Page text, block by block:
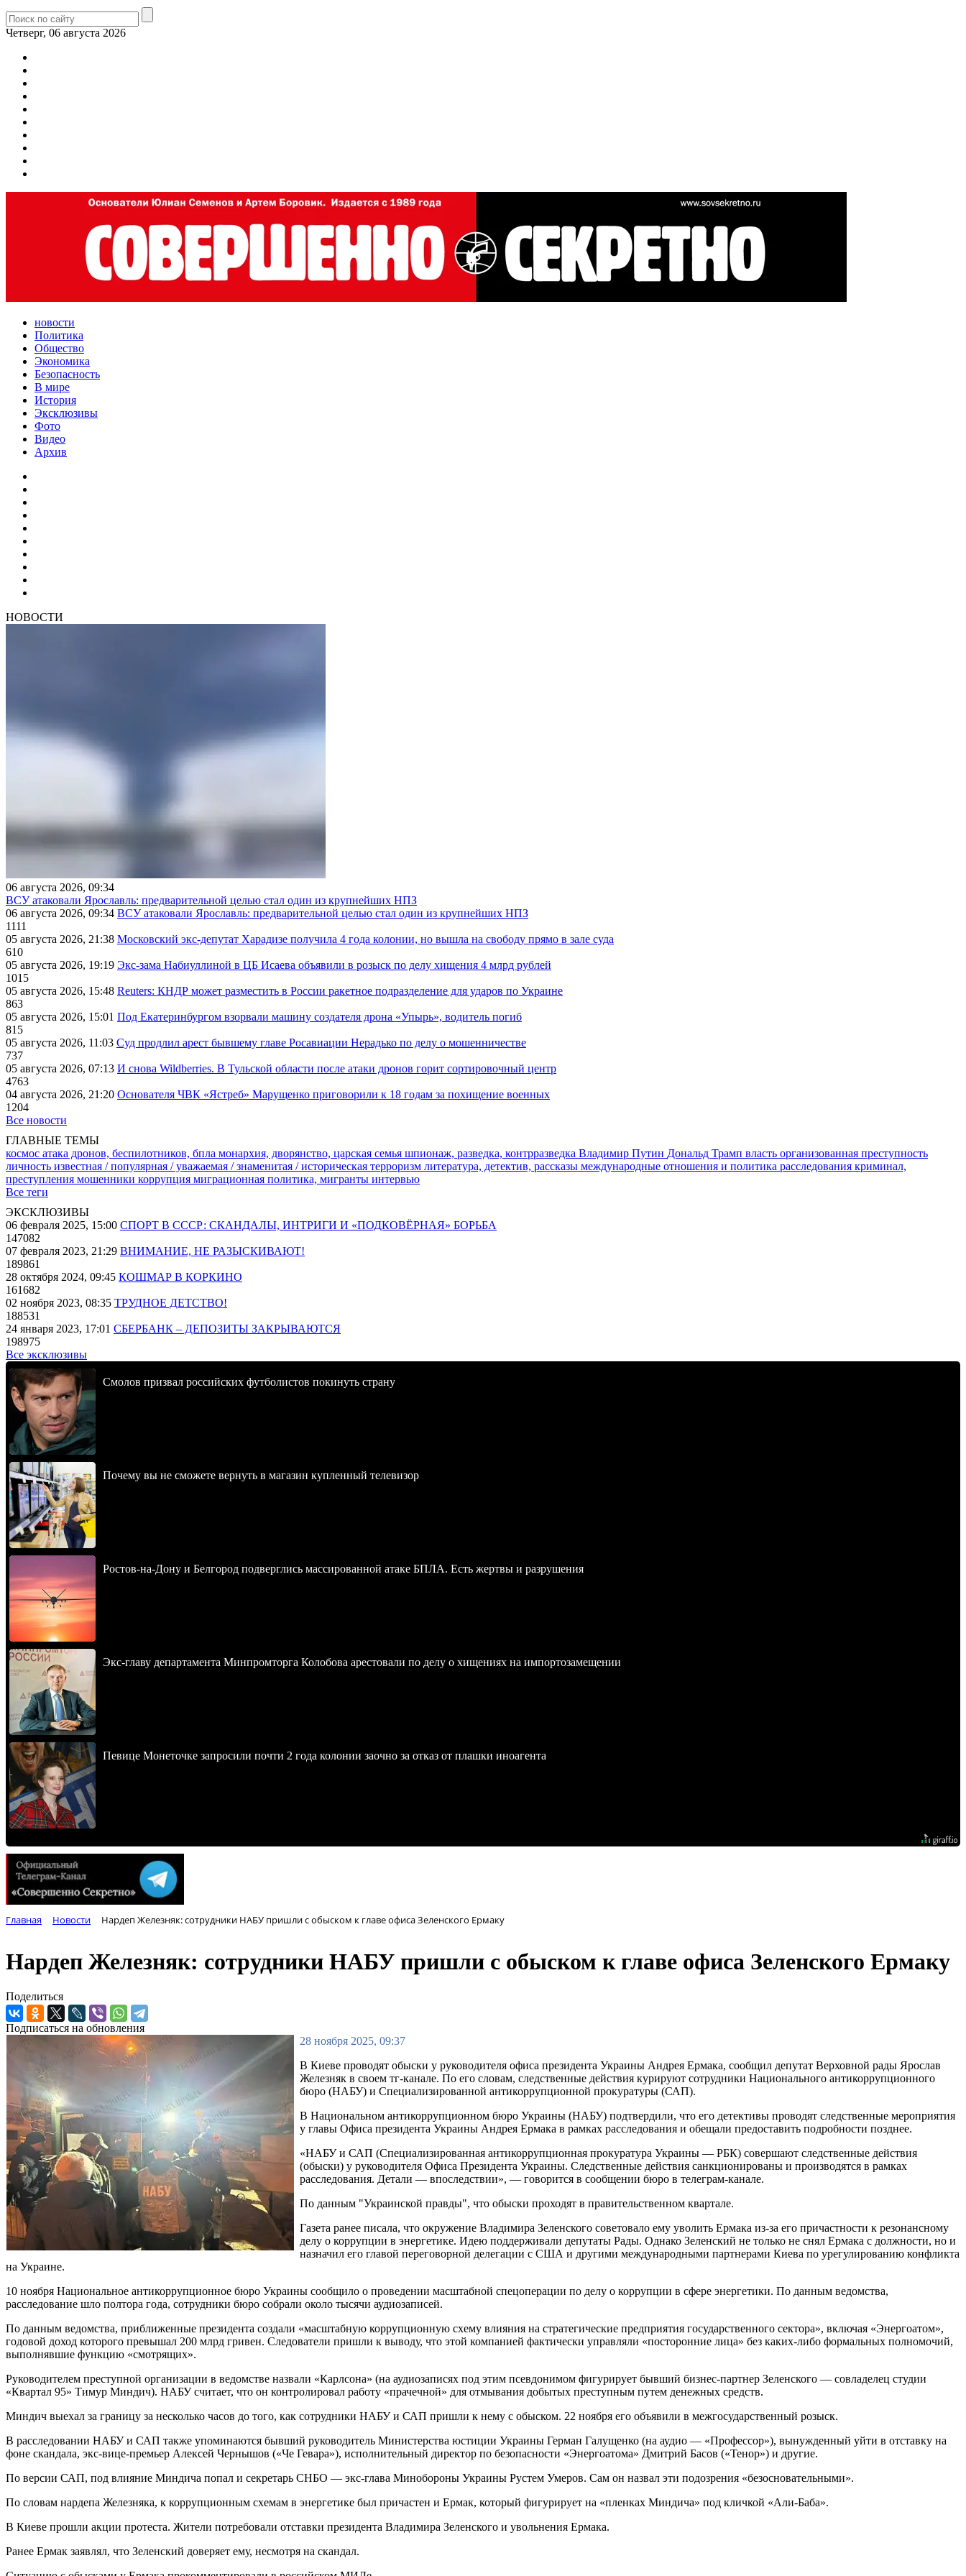
Четверг, 06 августа 2026
новости
Политика
Общество
Экономика
Безопасность
В мире
История
Эксклюзивы
Фото
Видео
Архив
НОВОСТИ
06 августа 2026, 09:34
ВСУ атаковали Ярославль: предварительной целью стал один из крупнейших НПЗ
06 августа 2026, 09:34 ВСУ атаковали Ярославль: предварительной целью стал один из крупнейших НПЗ
1111
05 августа 2026, 21:38 Московский экс-депутат Харадизе получила 4 года колонии, но вышла на свободу прямо в зале суда
610
05 августа 2026, 19:19 Экс-зама Набиуллиной в ЦБ Исаева объявили в розыск по делу хищения 4 млрд рублей
1015
05 августа 2026, 15:48 Reuters: КНДР может разместить в России ракетное подразделение для ударов по Украине
863
05 августа 2026, 15:01 Под Екатеринбургом взорвали машину создателя дрона «Упырь», водитель погиб
815
05 августа 2026, 11:03 Суд продлил арест бывшему главе Росавиации Нерадько по делу о мошенничестве
737
05 августа 2026, 07:13 И снова Wildberries. В Тульской области после атаки дронов горит сортировочный центр
4763
04 августа 2026, 21:20 Основателя ЧВК «Ястреб» Марущенко приговорили к 18 годам за похищение военных
1204
Все новости
ГЛАВНЫЕ ТЕМЫ
космос атака дронов, беспилотников, бпла монархия, дворянство, царская семья шпионаж, разведка, контрразведка Владимир Путин Дональд Трамп власть организованная преступность
личность известная / популярная / уважаемая / знаменитая / историческая терроризм литература, детектив, рассказы международные отношения и политика расследования криминал,
преступления мошенники коррупция миграционная политика, мигранты интервью
Все теги
ЭКСКЛЮЗИВЫ
06 февраля 2025, 15:00 СПОРТ В СССР: СКАНДАЛЫ, ИНТРИГИ И «ПОДКОВЁРНАЯ» БОРЬБА
147082
07 февраля 2023, 21:29 ВНИМАНИЕ, НЕ РАЗЫСКИВАЮТ!
189861
28 октября 2024, 09:45 КОШМАР В КОРКИНО
161682
02 ноября 2023, 08:35 ТРУДНОЕ ДЕТСТВО!
188531
24 января 2023, 17:01 СБЕРБАНК – ДЕПОЗИТЫ ЗАКРЫВАЮТСЯ
198975
Все эксклюзивы
Смолов призвал российских футболистов покинуть страну
Почему вы не сможете вернуть в магазин купленный телевизор
Ростов-на-Дону и Белгород подверглись массированной атаке БПЛА. Есть жертвы и разрушения
Экс-главу департамента Минпромторга Колобова арестовали по делу о хищениях на импортозамещении
Певице Монеточке запросили почти 2 года колонии заочно за отказ от плашки иноагента
Главная Новости Нардеп Железняк: сотрудники НАБУ пришли с обыском к главе офиса Зеленского Ермаку
Нардеп Железняк: сотрудники НАБУ пришли с обыском к главе офиса Зеленского Ермаку
Поделиться
Подписаться на обновления
28 ноября 2025, 09:37
В Киеве проводят обыски у руководителя офиса президента Украины Андрея Ермака, сообщил депутат Верховной рады Ярослав
Железняк в своем тг-канале. По его словам, следственные действия курируют сотрудники Национального антикоррупционного
бюро (НАБУ) и Специализированной антикоррупционной прокуратуры (САП).
В Национальном антикоррупционном бюро Украины (НАБУ) подтвердили, что его детективы проводят следственные мероприятия
у главы Офиса президента Украины Андрея Ермака в рамках расследования и обещали предоставить подробности позднее.
«НАБУ и САП (Специализированная антикоррупционная прокуратура Украины — РБК) совершают следственные действия
(обыски) у руководителя Офиса Президента Украины. Следственные действия санкционированы и производятся в рамках
расследования. Детали — впоследствии», — говорится в сообщении бюро в телеграм-канале.
По данным "Украинской правды", что обыски проходят в правительственном квартале.
Газета ранее писала, что окружение Владимира Зеленского советовало ему уволить Ермака из-за его причастности к резонансному
делу о коррупции в энергетике. Идею поддерживали депутаты Рады. Однако Зеленский не только не снял Ермака с должности, но и
назначил его главой переговорной делегации с США и другими международными партнерами Киева по урегулированию конфликта
на Украине.
10 ноября Национальное антикоррупционное бюро Украины сообщило о проведении масштабной спецоперации по делу о коррупции в сфере энергетики. По данным ведомства,
расследование шло полтора года, сотрудники бюро собрали около тысячи аудиозаписей.
По данным ведомства, приближенные президента создали «масштабную коррупционную схему влияния на стратегические предприятия государственного сектора», включая «Энергоатом»,
годовой доход которого превышал 200 млрд гривен. Следователи пришли к выводу, что этой компанией фактически управляли «посторонние лица» без каких-либо формальных полномочий,
выполнявшие функцию «смотрящих».
Руководителем преступной организации в ведомстве назвали «Карлсона» (на аудиозаписях под этим псевдонимом фигурирует бывший бизнес-партнер Зеленского — совладелец студии
«Квартал 95» Тимур Миндич). НАБУ считает, что он контролировал работу «прачечной» для отмывания добытых преступным путем денежных средств.
Миндич выехал за границу за несколько часов до того, как сотрудники НАБУ и САП пришли к нему с обыском. 22 ноября его объявили в межгосударственный розыск.
В расследовании НАБУ и САП также упоминаются бывший руководитель Министерства юстиции Украины Герман Галущенко (на аудио — «Профессор»), вынужденный уйти в отставку на
фоне скандала, экс-вице-премьер Алексей Чернышов («Че Гевара»), исполнительный директор по безопасности «Энергоатома» Дмитрий Басов («Тенор») и другие.
По версии САП, под влияние Миндича попал и секретарь СНБО — экс-глава Минобороны Украины Рустем Умеров. Сам он назвал эти подозрения «безосновательными».
По словам нардепа Железняка, к коррупционным схемам в энергетике был причастен и Ермак, который фигурирует на «пленках Миндича» под кличкой «Али-Баба».
В Киеве прошли акции протеста. Жители потребовали отставки президента Владимира Зеленского и увольнения Ермака.
Ранее Ермак заявлял, что Зеленский доверяет ему, несмотря на скандал.